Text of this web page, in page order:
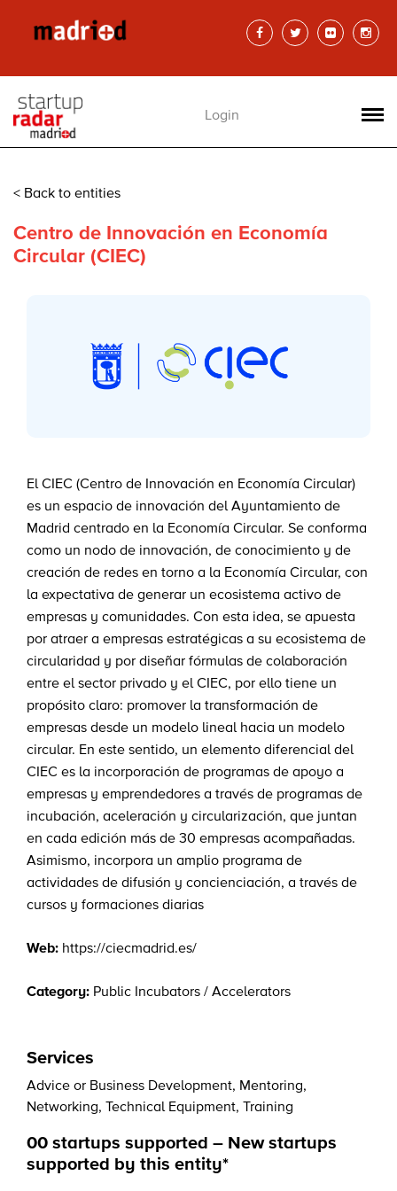
Login
< Back to entities
Centro de Innovación en Economía
Circular (CIEC)
El CIEC (Centro de Innovación en Economía Circular)
es un espacio de innovación del Ayuntamiento de
Madrid centrado en la Economía Circular. Se conforma
como un nodo de innovación, de conocimiento y de
creación de redes en torno a la Economía Circular, con
la expectativa de generar un ecosistema activo de
empresas y comunidades. Con esta idea, se apuesta
por atraer a empresas estratégicas a su ecosistema de
circularidad y por diseñar fórmulas de colaboración
entre el sector privado y el CIEC, por ello tiene un
propósito claro: promover la transformación de
empresas desde un modelo lineal hacia un modelo
circular. En este sentido, un elemento diferencial del
CIEC es la incorporación de programas de apoyo a
empresas y emprendedores a través de programas de
incubación, aceleración y circularización, que juntan
en cada edición más de 30 empresas acompañadas.
Asimismo, incorpora un amplio programa de
actividades de difusión y concienciación, a través de
cursos y formaciones diarias
Web: https://ciecmadrid.es/
Category: Public Incubators / Accelerators
Services
Advice or Business Development, Mentoring,
Networking, Technical Equipment, Training
00 startups supported – New startups
supported by this entity*